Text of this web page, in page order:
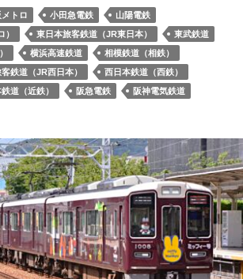
トロ 小田急電鉄
山陽電鉄
東日本旅客鉄道（JR東日本）
東武鉄道
横浜高速鉄道
相模鉄道（相鉄）
鉄道（JR西日本）
西日本鉄道（西鉄）
道（近鉄） 阪急電鉄 阪神電気鉄道